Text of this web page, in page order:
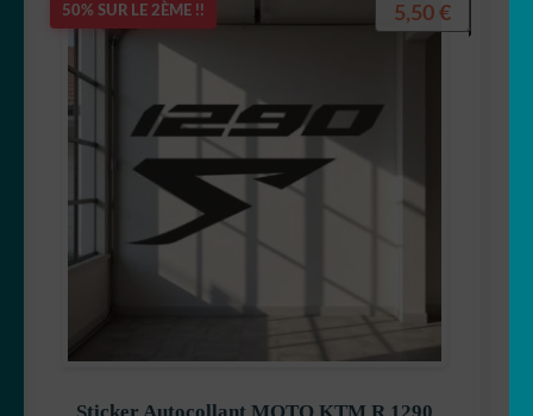
50% SUR LE 2ÈME !! 5,50 €